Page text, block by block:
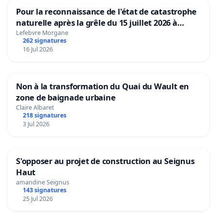
Pour la reconnaissance de l'état de catastrophe
naturelle après la grêle du 15 juillet 2026 à
Aubenas et ses alentours
Lefebvre Morgane
262 signatures
16 Jul 2026
Non à la transformation du Quai du Wault en
zone de baignade urbaine
Claire Albaret
218 signatures
3 Jul 2026
S'opposer au projet de construction au Seignus
Haut
amandine Seignus
143 signatures
25 Jul 2026